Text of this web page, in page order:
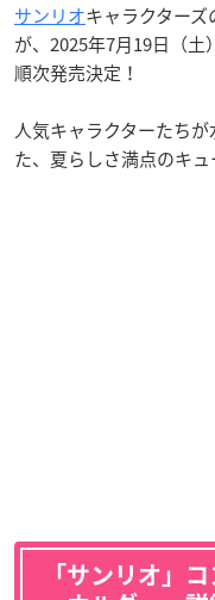
サンリオキャラクターズ
が、2025年7月19日（
順次発売決定！
人気キャラクターたち
た、夏らしさ満点のキュ
「サンリオ」